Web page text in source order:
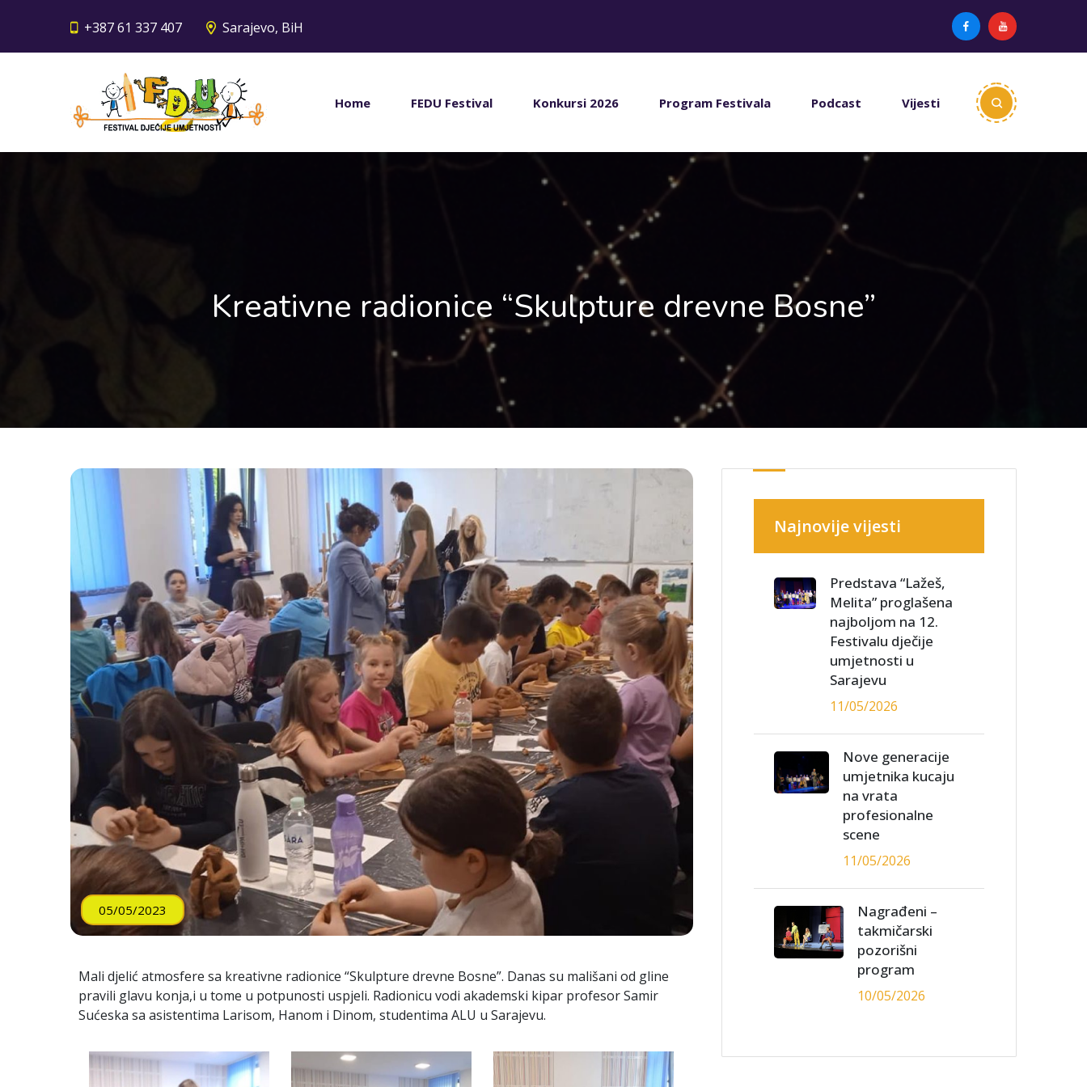
+387 61 337 407 Sarajevo, BiH
Home FEDU Festival Konkursi 2026 Program Festivala Podcast Vijesti
Kreativne radionice “Skulpture drevne Bosne”
05/05/2023
Mali djelić atmosfere sa kreativne radionice “Skulpture drevne Bosne”. Danas su mališani od gline
pravili glavu konja,i u tome u potpunosti uspjeli. Radionicu vodi akademski kipar profesor Samir
Sućeska sa asistentima Larisom, Hanom i Dinom, studentima ALU u Sarajevu.
Najnovije vijesti
Predstava “Lažeš,
Melita” proglašena
najboljom na 12.
Festivalu dječije
umjetnosti u
Sarajevu
11/05/2026
Nove generacije
umjetnika kucaju
na vrata
profesionalne
scene
11/05/2026
Nagrađeni –
takmičarski
pozorišni
program
10/05/2026